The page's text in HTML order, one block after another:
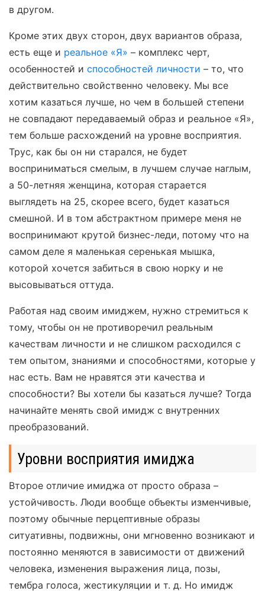
в другом.
Кроме этих двух сторон, двух вариантов образа,
есть еще и реальное «Я» – комплекс черт,
особенностей и способностей личности – то, что
действительно свойственно человеку. Мы все
хотим казаться лучше, но чем в большей степени
не совпадают передаваемый образ и реальное «Я»,
тем больше расхождений на уровне восприятия.
Трус, как бы он ни старался, не будет
восприниматься смелым, в лучшем случае наглым,
а 50-летняя женщина, которая старается
выглядеть на 25, скорее всего, будет казаться
смешной. И в том абстрактном примере меня не
воспринимают крутой бизнес-леди, потому что на
самом деле я маленькая серенькая мышка,
которой хочется забиться в свою норку и не
высовываться оттуда.
Работая над своим имиджем, нужно стремиться к
тому, чтобы он не противоречил реальным
качествам личности и не слишком расходился с
тем опытом, знаниями и способностями, которые у
нас есть. Вам не нравятся эти качества и
способности? Вы хотели бы казаться лучше? Тогда
начинайте менять свой имидж с внутренних
преобразований.
Уровни восприятия имиджа
Второе отличие имиджа от просто образа –
устойчивость. Люди вообще объекты изменчивые,
поэтому обычные перцептивные образы
ситуативны, подвижны, они мгновенно возникают и
постоянно меняются в зависимости от движений
человека, изменения выражения лица, позы,
тембра голоса, жестикуляции и т. д. Но имидж